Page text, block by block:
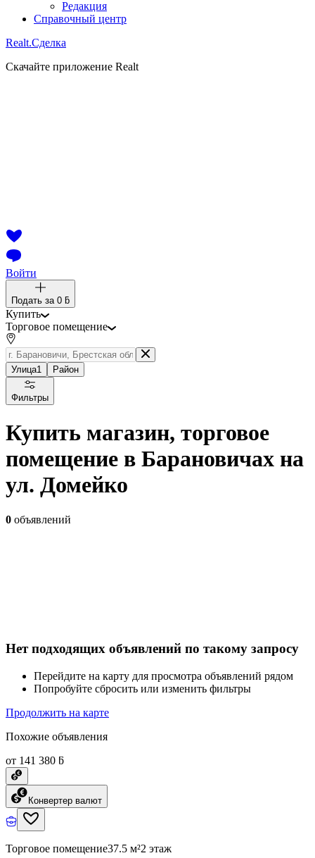
Редакция
Справочный центр
Realt.Сделка
Скачайте приложение Realt
Войти
Подать за 0 ƃ
Купить
Торговое помещение
Улица1 Район
Фильтры
Купить магазин, торговое
помещение в Барановичах на
ул. Домейко
0 объявлений
Нет подходящих объявлений по такому запросу
Перейдите на карту для просмотра объявлений рядом
Попробуйте сбросить или изменить фильтры
Продолжить на карте
Похожие объявления
от 141 380 ƃ
Конвертер валют
Торговое помещение37.5 м²2 этаж